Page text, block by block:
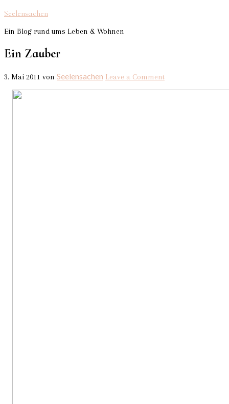
Seelensachen
Ein Blog rund ums Leben & Wohnen
Ein Zauber
3. Mai 2011 von Seelensachen Leave a Comment